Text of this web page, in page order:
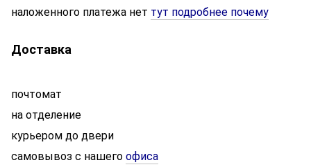
наложенного платежа нет тут подробнее почему
Доставка
почтомат
на отделение
курьером до двери
самовывоз с нашегоофиса